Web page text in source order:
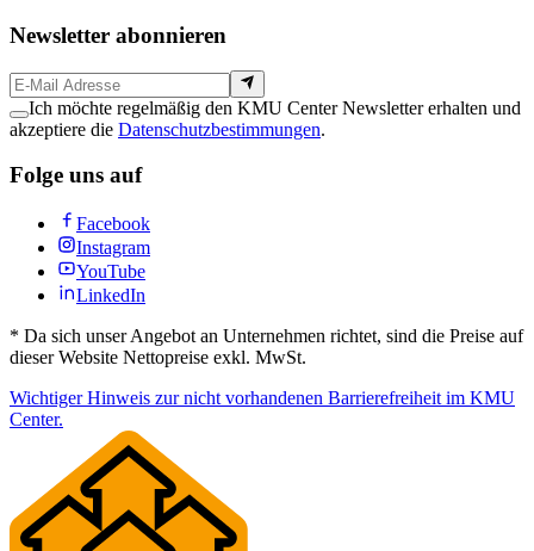
Newsletter abonnieren
Ich möchte regelmäßig den KMU Center Newsletter erhalten und
akzeptiere die Datenschutzbestimmungen.
Folge uns auf
Facebook
Instagram
YouTube
LinkedIn
* Da sich unser Angebot an Unternehmen richtet, sind die Preise auf
dieser Website Nettopreise exkl. MwSt.
Wichtiger Hinweis zur nicht vorhandenen Barrierefreiheit im KMU
Center.